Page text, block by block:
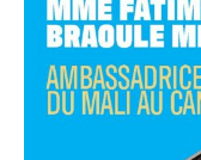
Tous les articles
Annonces